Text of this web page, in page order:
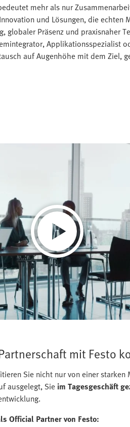
mehr als nur
und Lösungen, die echten
globaler Präsenz und praxisnaher
Applikationsspezialist
auf Augenhöhe mit dem Ziel,
mit Festo
Sie nicht nur von einer starken
ausgelegt, Sie im Tagesgeschäft
Official Partner von Festo: